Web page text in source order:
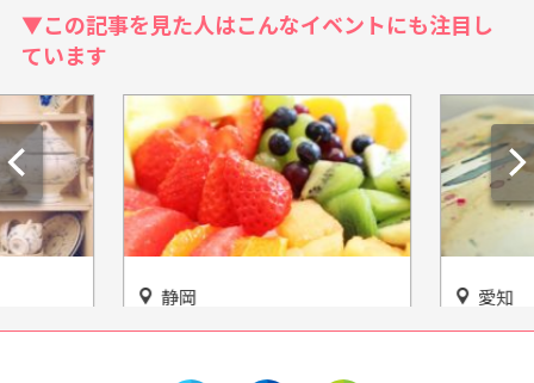
▼この記事を見た人はこんなイベントにも注目し
ています
価され
静岡
旬のフルーツ狩り体験ができ
愛知
古川爲